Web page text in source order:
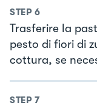
STEP 6
Trasferire la
pesto di fiori di
cottura, se
STEP 7